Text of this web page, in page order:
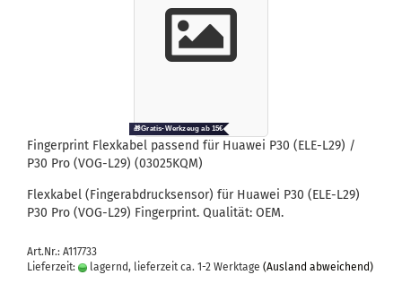
Fin­ger­print Flex­ka­bel pas­send für Hua­wei P30 (ELE-​L29) /
P30 Pro (VOG-​L29) (03025KQM)
Flex­ka­bel (Fin­ger­ab­druck­sen­sor) für Hua­wei P30 (ELE-​L29)
P30 Pro (VOG-​L29) Fin­ger­print. Qua­li­tät: OEM.
Art.Nr.: A117733
Lieferzeit:
lagernd, lieferzeit ca. 1-2 Werktage (Ausland abweichend)